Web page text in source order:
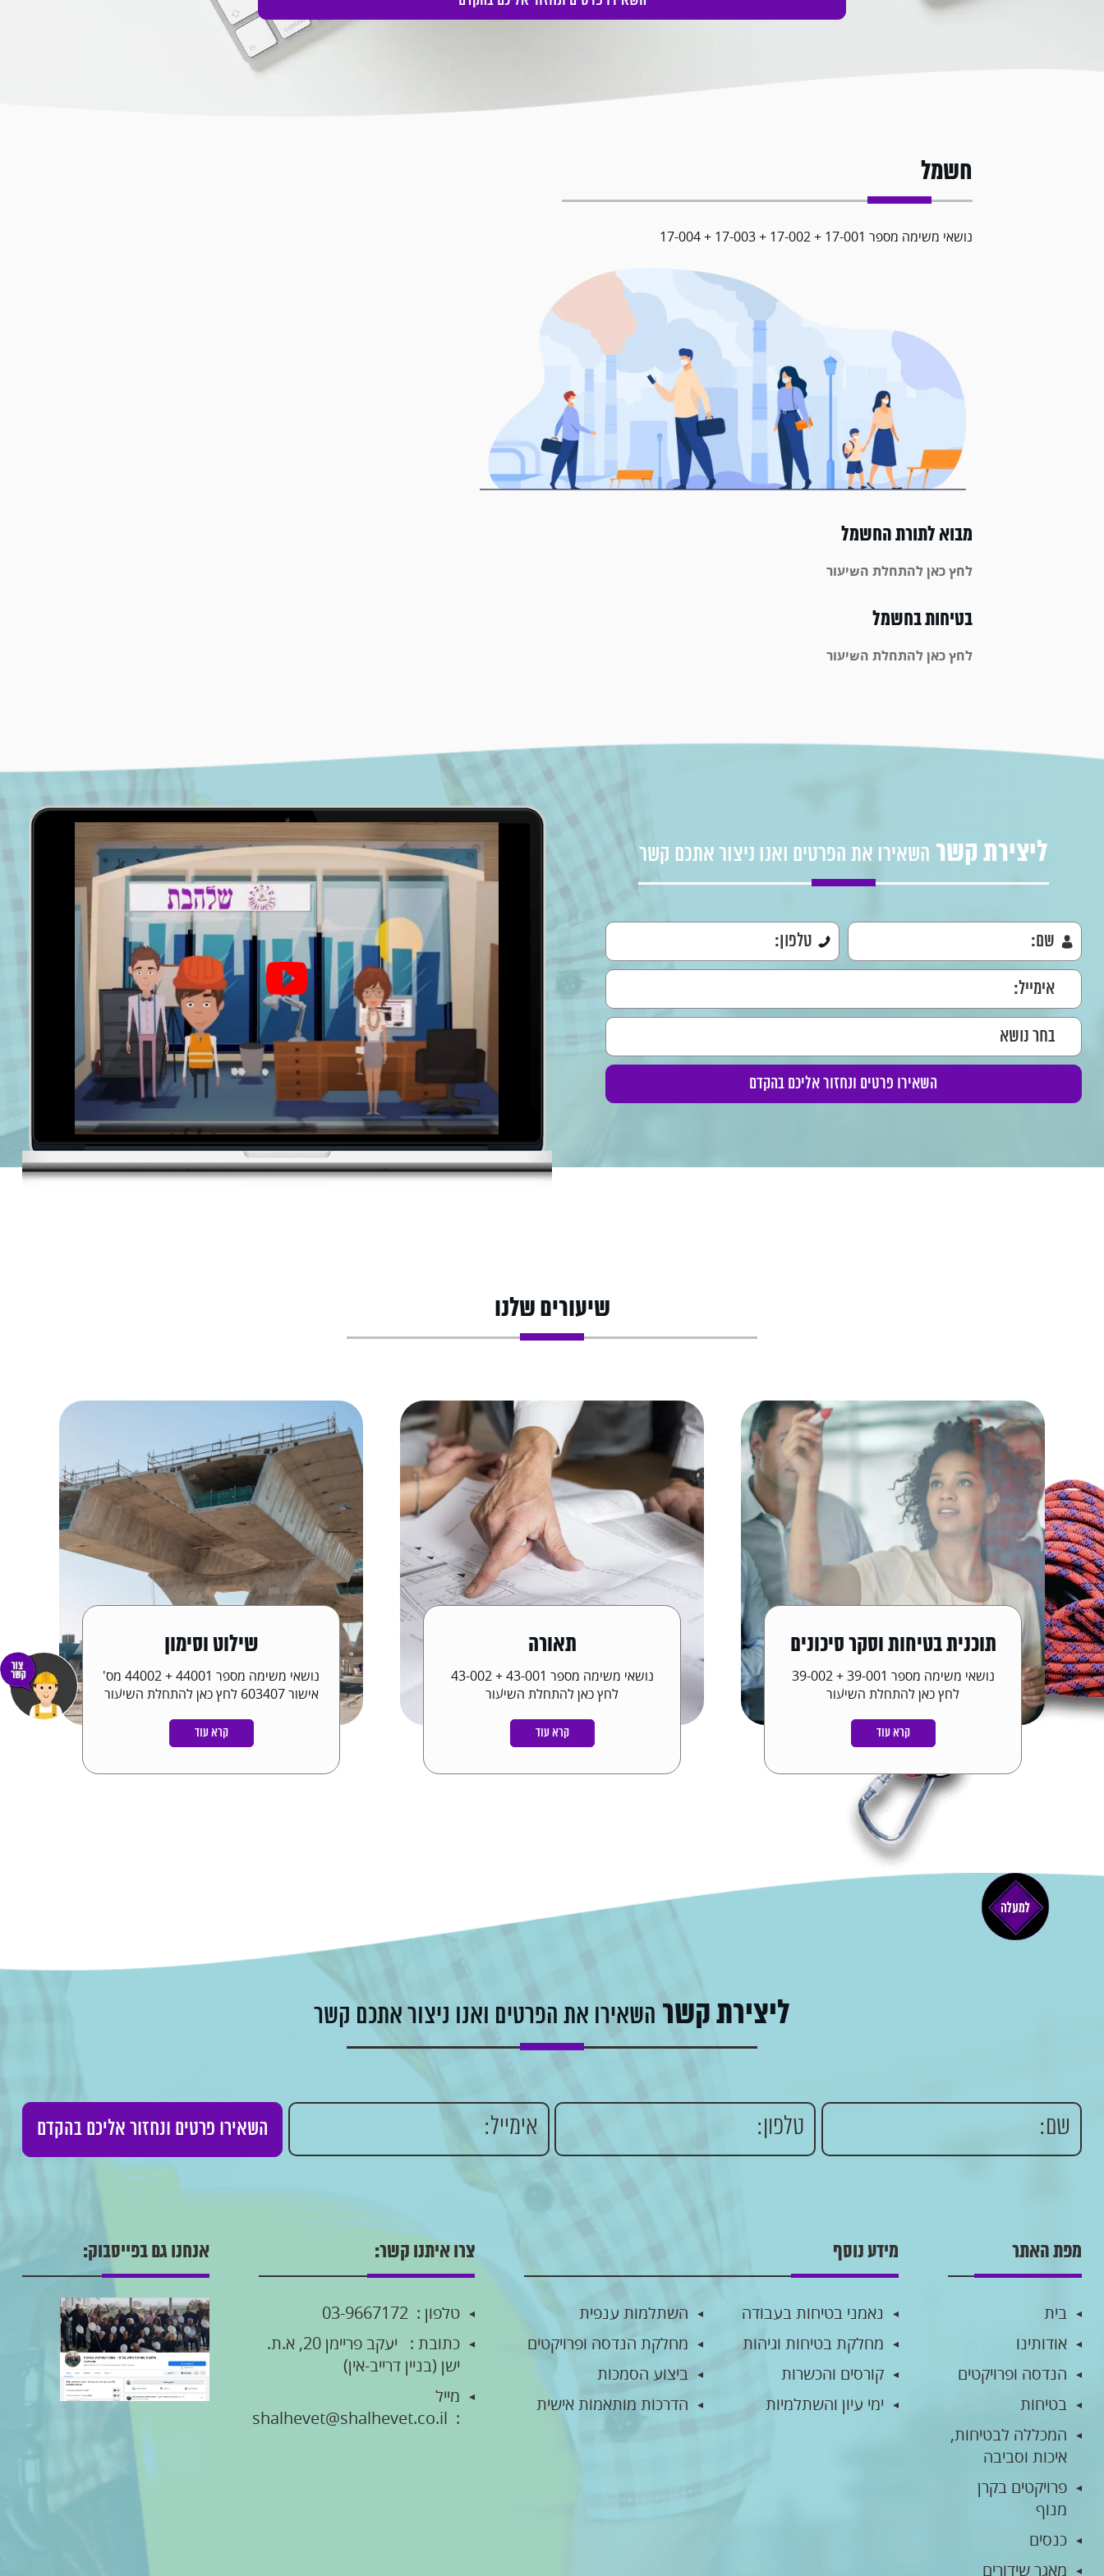
חשמל
נושאי משימה מספר 17-001 + 17-002 + 17-003 + 17-004
מבוא לתורת החשמל
לחץ כאן להתחלת השיעור
בטיחות בחשמל
לחץ כאן להתחלת השיעור
ליצירת קשר השאירו את הפרטים ואנו ניצור אתכם קשר
שיעורים שלנו
תוכנית בטיחות וסקר סיכונים
נושאי משימה מספר 39-001 + 39-002
לחץ כאן להתחלת השיעור
קרא עוד
תאורה
נושאי משימה מספר 43-001 + 43-002
לחץ כאן להתחלת השיעור
קרא עוד
שילוט וסימון
נושאי משימה מספר 44001 + 44002 מס'
אישור 603407 לחץ כאן להתחלת השיעור
קרא עוד
ליצירת קשר השאירו את הפרטים ואנו ניצור אתכם קשר
מפת האתר
בית
אודותינו
הנדסה ופרויקטים
בטיחות
המכללה לבטיחות,
איכות וסביבה
פרויקטים בקרן
מנוף
כנסים
מאגר שידורים
מידע נוסף
נאמני בטיחות בעבודה
השתלמות ענפית
מחלקת בטיחות וגיהות
מחלקת הנדסה ופרויקטים
קורסים והכשרות
ביצוע הסמכות
ימי עיון והשתלמיות
הדרכות מותאמות אישית
צרו איתנו קשר:
טלפון : 03-9667172
כתובת :
יעקב פריימן 20, א.ת.
ישן (בניין דרייב-אין)
מייל
:
shalhevet@shalhevet.co.il
אנחנו גם בפייסבוק: